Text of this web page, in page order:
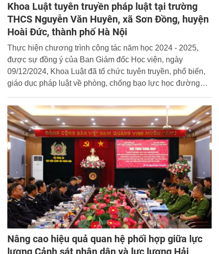
Khoa Luật tuyên truyền pháp luật tại trường
THCS Nguyễn Văn Huyên, xã Sơn Đồng, huyện
Hoài Đức, thành phố Hà Nội
Thực hiện chương trình công tác năm học 2024 - 2025,
được sự đồng ý của Ban Giám đốc Học viện, ngày
09/12/2024, Khoa Luật đã tổ chức tuyên truyền, phổ biến,
giáo dục pháp luật về phòng, chống bạo lực học đường
Văn Huyên, xã Sơn Đồng, huyện Hoài Đức, thành phố Hà
Nội.
Nâng cao hiệu quả quan hệ phối hợp giữa lực
lượng Cảnh sát nhân dân và lực lượng Hải